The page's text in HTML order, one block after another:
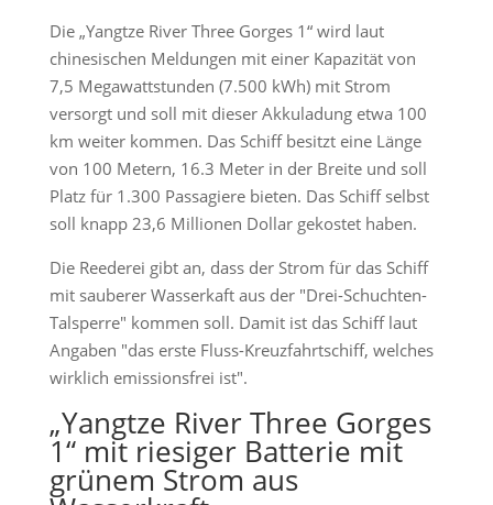
Die „Yangtze River Three Gorges 1“ wird laut
chinesischen Meldungen mit einer Kapazität von
7,5 Megawattstunden (7.500 kWh) mit Strom
versorgt und soll mit dieser Akkuladung etwa 100
km weiter kommen. Das Schiff besitzt eine Länge
von 100 Metern, 16.3 Meter in der Breite und soll
Platz für 1.300 Passagiere bieten. Das Schiff selbst
soll knapp 23,6 Millionen Dollar gekostet haben.
Die Reederei gibt an, dass der Strom für das Schiff
mit sauberer Wasserkaft aus der "Drei-Schuchten-
Talsperre" kommen soll. Damit ist das Schiff laut
Angaben "das erste Fluss-Kreuzfahrtschiff, welches
wirklich emissionsfrei ist".
„Yangtze River Three Gorges
1“ mit riesiger Batterie mit
grünem Strom aus